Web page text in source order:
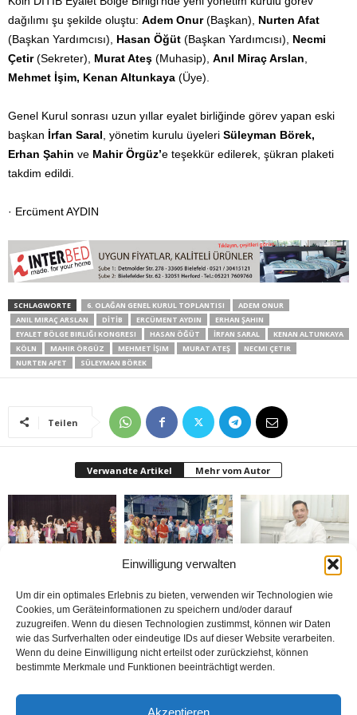
Einwilligung verwalten
Um dir ein optimales Erlebnis zu bieten, verwenden wir Technologien wie
Cookies, um Geräteinformationen zu speichern und/oder darauf
zuzugreifen. Wenn du diesen Technologien zustimmst, können wir Daten
wie das Surfverhalten oder eindeutige IDs auf dieser Website verarbeiten.
Wenn du deine Einwilligung nicht erteilst oder zurückziehst, können
bestimmte Merkmale und Funktionen beeinträchtigt werden.
Akzeptieren
dağılımı şu şekilde oluştu: Adem Onur(Başkan),
Nurten Afat
(Başkan Yardımcısı), Hasan Öğüt (Başkan Yardımcısı), Necmi
Çetir(Sekreter), Murat Ateş (Muhasip), Anıl Miraç Arslan
Mehmet İşim, Kenan Altunkaya (Üye).
Genel Kurul sonrası uzun yıllar eyalet birliğinde görev yapan eski
başkan İrfan Saral , yönetim kurulu üyeleri Süleyman Börek,
Erhan Şahin ve Mahir Örgüz’e teşekkür edilerek, şükran plaketi
takdim edildi.
· Ercüment AYDIN
SCHLAGWORTE 6. OLAĞAN GENEL KURUL TOPLANTISI
ADEM ONUR
ANIL MIRAÇ ARSLAN
DİTİB ERCÜMENT AYDIN
ERHAN ŞAHIN
EYALET BÖLGE BIRLIĞI KONGRESI
HASAN ÖĞÜT İRFAN SARAL
KENAN ALTUNKAYA
KÖLN
MAHIR ÖRGÜZ MEHMET İŞIM MURAT ATEŞ
NECMI ÇETIR
NURTEN AFET
SÜLEYMAN BÖREK
Teilen
Verwandte Artikel Mehr vom Autor
Festivali yapıldı
Yabancılar Haftası
donduruldu
Bakım Sigortası